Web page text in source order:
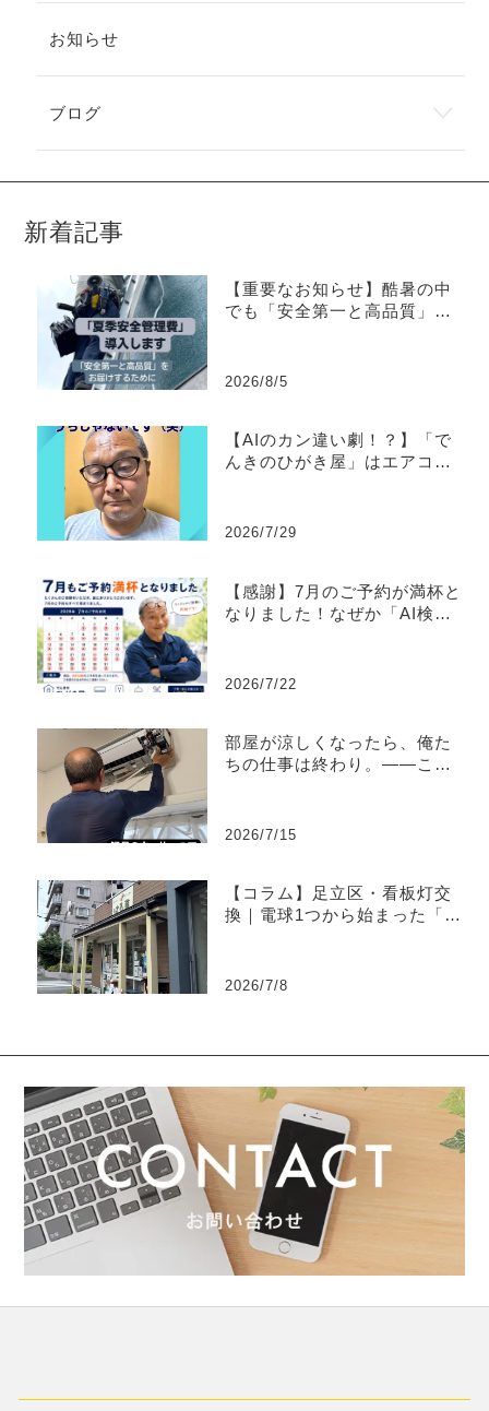
お知らせ
ブログ
新着記事
【重要なお知らせ】酷暑の中
でも「安全第一と高品質」を
2026/8/5
【AIのカン違い劇！？】「で
んきのひがき屋」はエアコン
2026/7/29
【感謝】7月のご予約が満杯と
なりました！なぜか「AI検
2026/7/22
部屋が涼しくなったら、俺た
ちの仕事は終わり。――この
2026/7/15
【コラム】足立区・看板灯交
換｜電球1つから始まった「で
2026/7/8